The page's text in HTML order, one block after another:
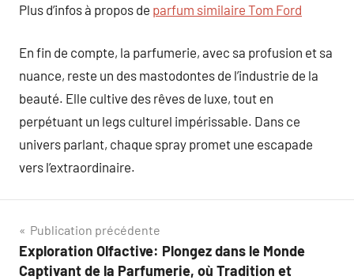
Plus d’infos à propos de parfum similaire Tom Ford
En fin de compte, la parfumerie, avec sa profusion et sa
nuance, reste un des mastodontes de l’industrie de la
beauté. Elle cultive des rêves de luxe, tout en
perpétuant un legs culturel impérissable. Dans ce
univers parlant, chaque spray promet une escapade
vers l’extraordinaire.
Navigation
de
Publication précédente
Exploration Olfactive: Plongez dans le Monde
Captivant de la Parfumerie, où Tradition et